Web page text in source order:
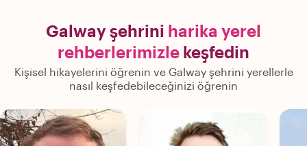
Galway şehrini harika yerel
rehberlerimizle keşfedin
Kişisel hikayelerini öğrenin ve Galway şehrini yerellerle
nasıl keşfedebileceğinizi öğrenin